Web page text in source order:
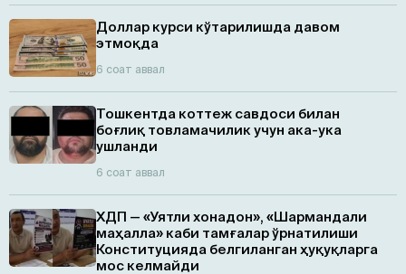
Доллар курси кўтарилишда давом
этмоқда
6 соат аввал
Тошкентда коттеж савдоси билан
боғлиқ товламачилик учун ака-ука
ушланди
6 соат аввал
ХДП — «Уятли хонадон», «Шармандали
маҳалла» каби тамғалар ўрнатилиши
Конституцияда белгиланган ҳуқуқларга
мос келмайди